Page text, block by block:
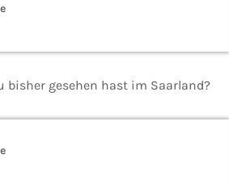
bisher gesehen hast im Saarland?